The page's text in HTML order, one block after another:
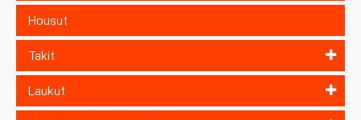
Housut
Takit
Laukut